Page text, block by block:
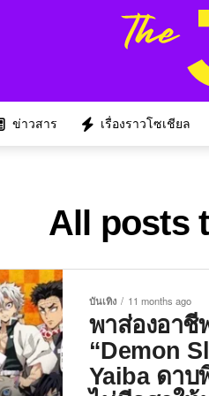
ข่าวสาร เรื่องราวโซเชียล
All posts
บันเทิง 11 months ago
พาส่องอาชี
“Demon
Yaiba ดา